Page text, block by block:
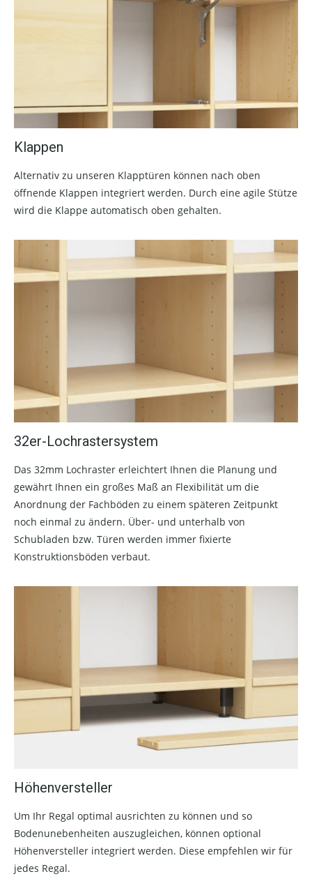
Klappen
Alternativ zu unseren Klapptüren können nach oben
öffnende Klappen integriert werden. Durch eine agile Stütze
wird die Klappe automatisch oben gehalten.
32er-Lochrastersystem
Das 32mm Lochraster erleichtert Ihnen die Planung und
gewährt Ihnen ein großes Maß an Flexibilität um die
Anordnung der Fachböden zu einem späteren Zeitpunkt
noch einmal zu ändern. Über- und unterhalb von
Schubladen bzw. Türen werden immer fixierte
Konstruktionsböden verbaut.
Höhenversteller
Um Ihr Regal optimal ausrichten zu können und so
Bodenunebenheiten auszugleichen, können optional
Höhenversteller integriert werden. Diese empfehlen wir für
jedes Regal.